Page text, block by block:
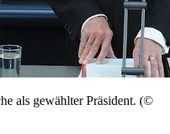
als gewählter Präsident. (©